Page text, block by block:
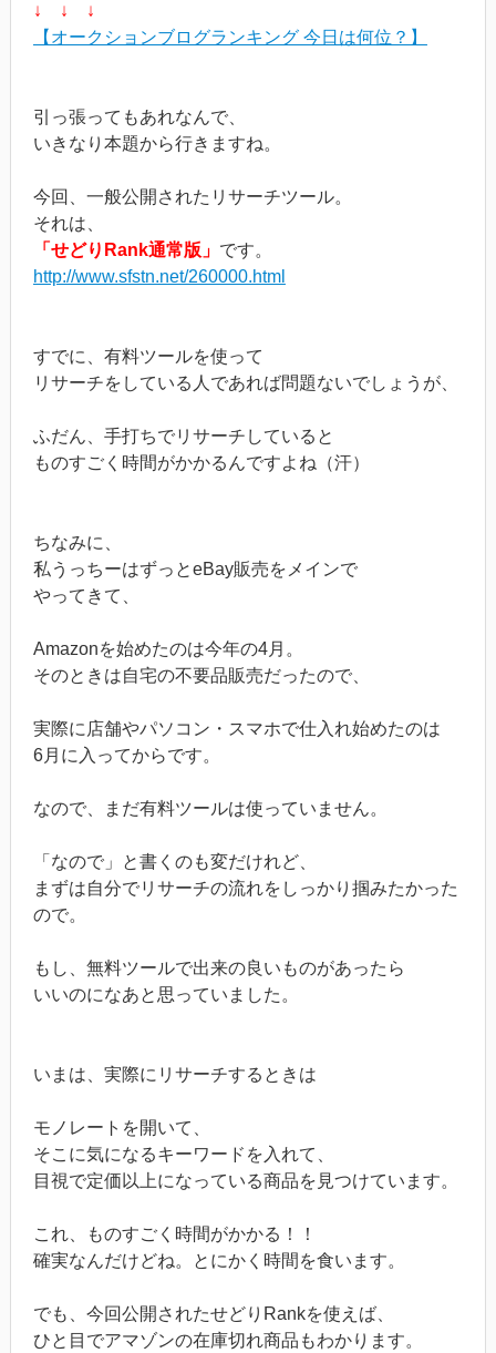
↓ ↓ ↓
【オークションブログランキング 今日は何位？】
引っ張ってもあれなんで、
いきなり本題から行きますね。
今回、一般公開されたリサーチツール。
それは、
「せどりRank通常版」 です。
http://www.sfstn.net/260000.html
すでに、有料ツールを使って
リサーチをしている人であれば問題ないでしょうが、
ふだん、手打ちでリサーチしていると
ものすごく時間がかかるんですよね（汗）
ちなみに、
私うっちーはずっとeBay販売をメインで
やってきて、
Amazonを始めたのは今年の4月。
そのときは自宅の不要品販売だったので、
実際に店舗やパソコン・スマホで仕入れ始めたのは
6月に入ってからです。
なので、まだ有料ツールは使っていません。
「なので」と書くのも変だけれど、
まずは自分でリサーチの流れをしっかり掴みたかった
ので。
もし、無料ツールで出来の良いものがあったら
いいのになあと思っていました。
いまは、実際にリサーチするときは
モノレートを開いて、
そこに気になるキーワードを入れて、
目視で定価以上になっている商品を見つけています。
これ、ものすごく時間がかかる！！
確実なんだけどね。とにかく時間を食います。
でも、今回公開されたせどりRankを使えば、
ひと目でアマゾンの在庫切れ商品もわかります。